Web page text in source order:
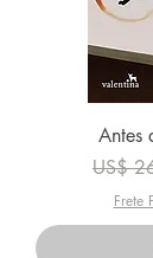
Antes
Preço
US$
Frete